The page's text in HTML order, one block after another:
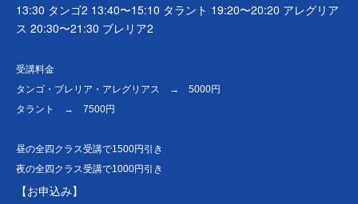
13:30 タンゴ2 13:40〜15:10 タラント 19:20〜20:20 アレグリア
ス 20:30〜21:30 ブレリア2
受講料金
タンゴ・ブレリア・アレグリアス → 5000円
タラント → 7500円
昼の全四クラス受講で1500円引き
夜の全四クラス受講で1000円引き
【お申込み】